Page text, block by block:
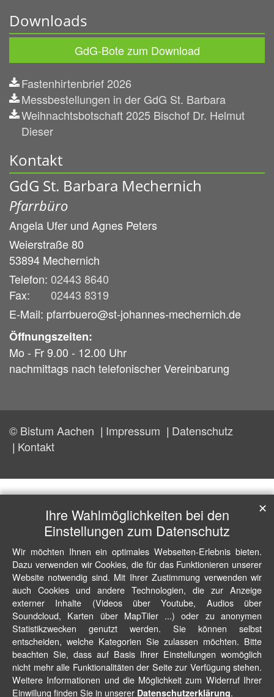
Downloads
GdG-Bote zum Download
Fastenhirtenbrief 2026
Messbestellungen in der GdG St. Barbara
Weihnachtsbotschaft 2025 Bischof Dr. Helmut
Dieser
Kontakt
GdG St. Barbara Mechernich
Pfarrbüro
Angela Ufer und Agnes Peters
Weierstraße 80
53894 Mechernich
Telefon: 02443 8640
Fax:
02443 8319
E-Mail: pfarrbuero@st-johannes-mechernich.de
Öffnungszeiten:
Mo - Fr 9.00 - 12.00 Uhr
nachmittags nach telefonischer Vereinbarung
© Bistum Aachen Impressum
Datenschutz
Kontakt
Ihre Wahlmöglichkeiten bei den
Einstellungen zum Datenschutz
Wir möchten Ihnen ein optimales Webseiten-Erlebnis bieten.
Dazu verwenden wir Cookies, die für das Funktionieren unserer
Website notwendig sind. Mit Ihrer Zustimmung verwenden wir
auch Cookies und andere Technologien, die zur Anzeige
externer Inhalte (Videos über Youtube, Audios über
Soundcloud, Karten über MapTiler ...) oder zu anonymen
Statistikzwecken genutzt werden. Sie können selbst
entscheiden, welche Kategorien Sie zulassen möchten. Bitte
beachten Sie, dass auf Basis Ihrer Einstellungen womöglich
nicht mehr alle Funktionalitäten der Seite zur Verfügung stehen.
Weitere Informationen und die Möglichkeit zum Widerruf Ihrer
Einwillung finden Sie in unserer Datenschutzerklärung.
✕